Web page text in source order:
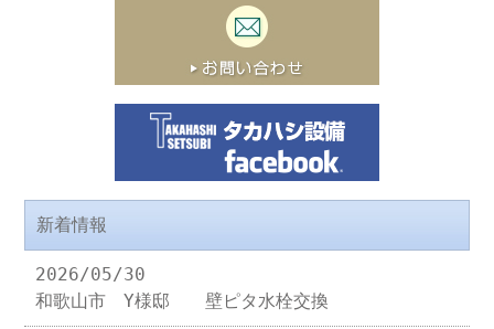
新着情報
2026/05/30
和歌山市 Y様邸 壁ピタ水栓交換